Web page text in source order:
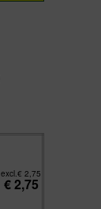
excl.€ 2,75
€2,75